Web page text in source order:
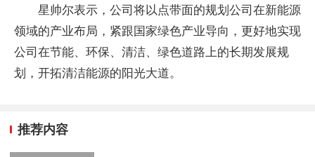
星帅尔表示，公司将以点带面的规划公司在新能源
领域的产业布局，紧跟国家绿色产业导向，更好地实现
公司在节能、环保、清洁、绿色道路上的长期发展规
划，开拓清洁能源的阳光大道。
推荐内容